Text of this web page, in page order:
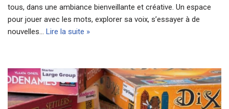
tous, dans une ambiance bienveillante et créative. Un espace
pour jouer avec les mots, explorer sa voix, s’essayer à de
nouvelles… Lire la suite »